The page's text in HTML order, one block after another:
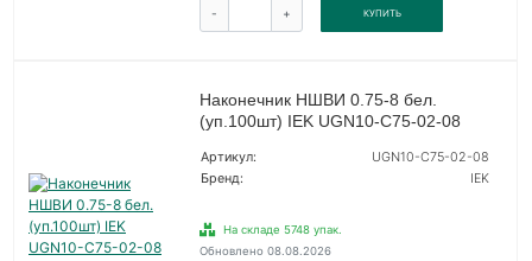
- + КУПИТЬ
Наконечник НШВИ 0.75-8 бел.
(уп.100шт) IEK UGN10-C75-02-08
Артикул:
UGN10-C75-02-08
Бренд:
IEK
На складе 5748 упак.
Обновлено 08.08.2026